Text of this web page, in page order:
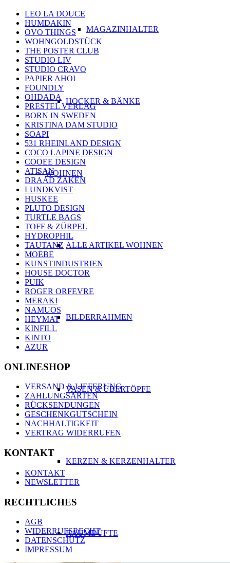
MAGAZINHALTER
HOCKER & BÄNKE
WOHNEN
ALLE ARTIKEL WOHNEN
BILDERRAHMEN
VASEN & ÜBERTÖPFE
KERZEN & KERZENHALTER
RAUMDÜFTE
LEO LA DOUCE
HUMDAKIN
OVO THINGS
WOHNGOLDSTÜCK
THE POSTER CLUB
STUDIO LIV
STUDIO CRAVO
PAPIER AHOI
FOUNDLY
OHDADA
PRESTEL VERLAG
BORN IN SWEDEN
KRISTINA DAM STUDIO
SOAPI
531 RHEINLAND DESIGN
COCO LAPINE DESIGN
COOEE DESIGN
ATISAN
DRAAD ZAKEN
LUNDKVIST
HUSKEE
PLUTO DESIGN
TURTLE BAGS
TOFF & ZÜRPEL
HYDROPHIL
TAUTANZ
MOEBE
KUNSTINDUSTRIEN
HOUSE DOCTOR
PUIK
ROGER ORFEVRE
MERAKI
NAMUOS
HEYMAT
KINFILL
KINTO
AZUR
ONLINESHOP
VERSAND & LIEFERUNG
ZAHLUNGSARTEN
RÜCKSENDUNGEN
GESCHENKGUTSCHEIN
NACHHALTIGKEIT
VERTRAG WIDERRUFEN
KONTAKT
KONTAKT
NEWSLETTER
RECHTLICHES
AGB
WIDERRUFSRECHT
DATENSCHUTZ
IMPRESSUM